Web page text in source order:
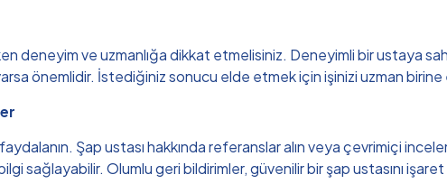
deneyim ve uzmanlığa dikkat etmelisiniz. Deneyimli bir ustaya
önemlidir. İstediğiniz sonucu elde etmek için işinizi uzman
Şap ustası hakkında referanslar alın veya çevrimiçi
sağlayabilir. Olumlu geri bildirimler, güvenilir bir şap ustasını